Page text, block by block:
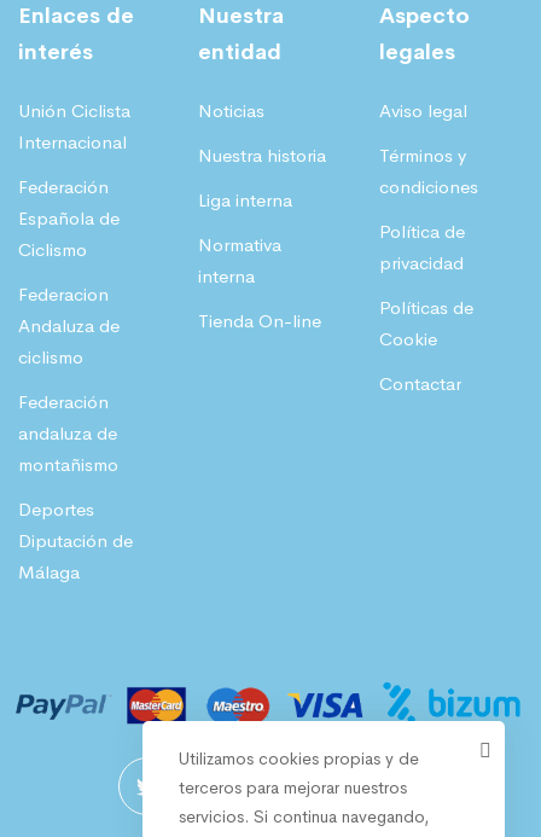
Enlaces de
interés
Unión Ciclista
Internacional
Federación
Española de
Ciclismo
Federacion
Andaluza de
ciclismo
Federación
andaluza de
montañismo
Deportes
Diputación de
Málaga
Nuestra
entidad
Noticias
Nuestra historia
Liga interna
Normativa
interna
Tienda On-line
Aspecto
legales
Aviso legal
Términos y
condiciones
Política de
privacidad
Políticas de
Cookie
Contactar
Utilizamos cookies propias y de
terceros para mejorar nuestros
servicios. Si continua navegando,